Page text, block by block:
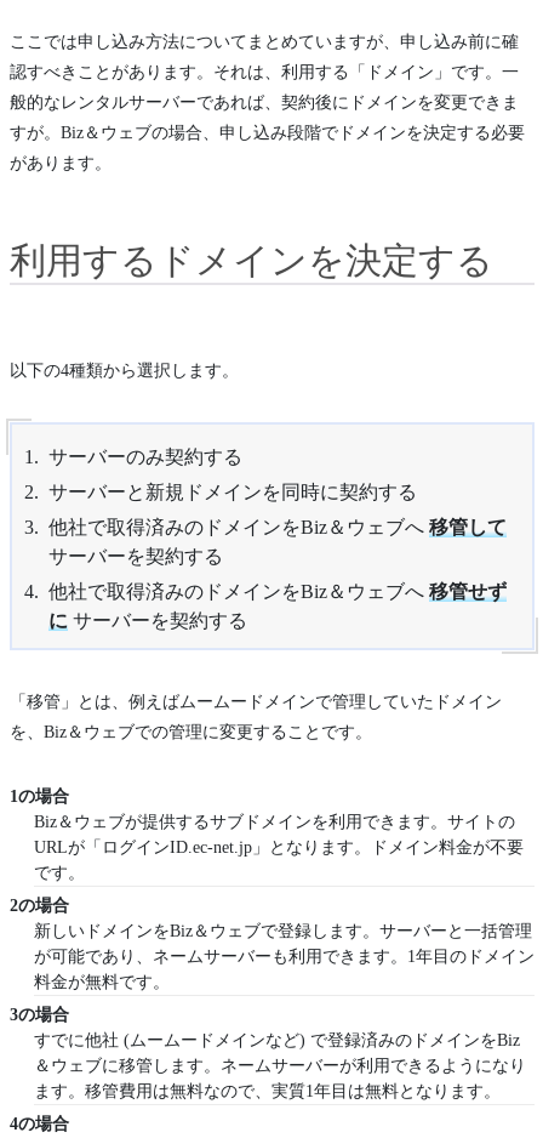
ここでは申し込み方法についてまとめていますが、申し込み前に確
認すべきことがあります。それは、利用する「ドメイン」です。一
般的なレンタルサーバーであれば、契約後にドメインを変更できま
すが。Biz＆ウェブの場合、申し込み段階でドメインを決定する必要
があります。
利用するドメインを決定する
以下の4種類から選択します。
サーバーのみ契約する
サーバーと新規ドメインを同時に契約する
他社で取得済みのドメインをBiz＆ウェブへ 移管して
サーバーを契約する
他社で取得済みのドメインをBiz＆ウェブへ 移管せず
にサーバーを契約する
「移管」とは、例えばムームードメインで管理していたドメイン
を、Biz＆ウェブでの管理に変更することです。
1の場合
Biz＆ウェブが提供するサブドメインを利用できます。サイトの
URLが「ログインID.ec-net.jp」となります。ドメイン料金が不要
です。
2の場合
新しいドメインをBiz＆ウェブで登録します。サーバーと一括管理
が可能であり、ネームサーバーも利用できます。1年目のドメイン
料金が無料です。
3の場合
すでに他社 (ムームードメインなど) で登録済みのドメインをBiz
＆ウェブに移管します。ネームサーバーが利用できるようになり
ます。移管費用は無料なので、実質1年目は無料となります。
4の場合